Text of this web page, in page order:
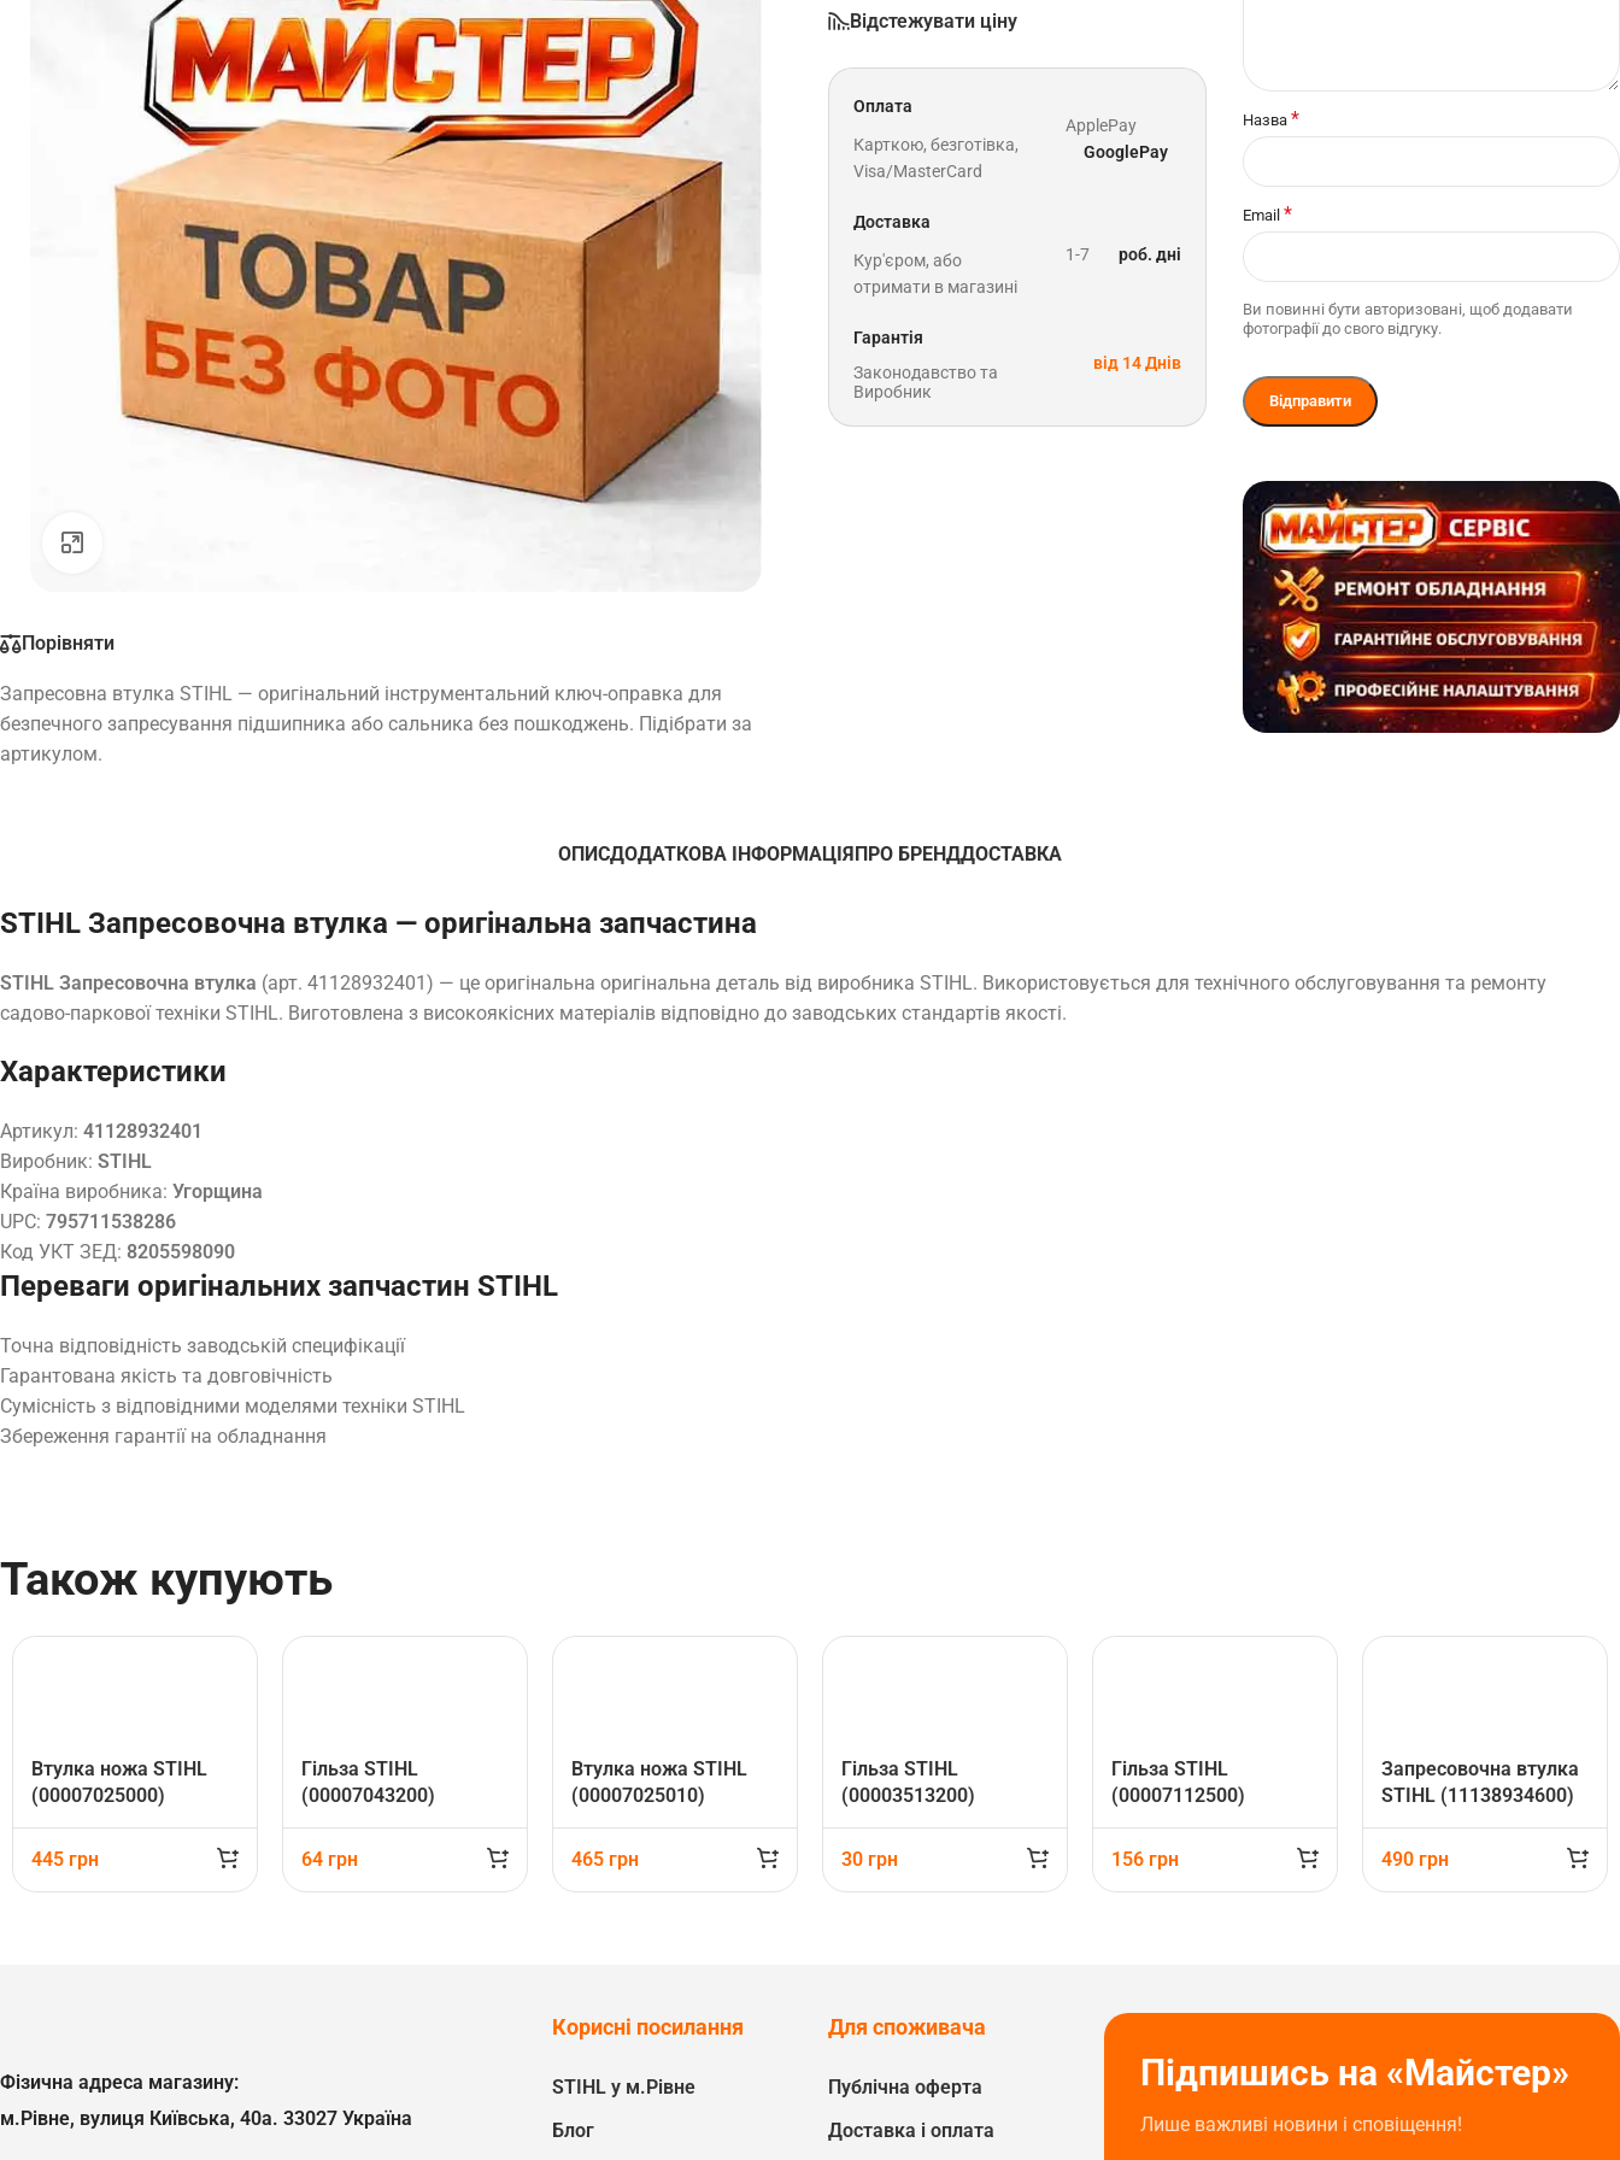
Порівняти
Запресовна втулка STIHL — оригінальний інструментальний ключ-оправка для
безпечного запресування підшипника або сальника без пошкоджень. Підібрати за
артикулом.
Відстежувати ціну
Оплата
Карткою, безготівка,
Visa/MasterCard
ApplePay
GooglePay
Доставка
Кур'єром, або
отримати в магазині
1-7 роб. дні
Гарантія
Законодавство та
Виробник
від 14 Днів
Назва *
Email *
Ви повинні бути авторизовані, щоб додавати
фотографії до свого відгуку.
ОПИСДОДАТКОВА ІНФОРМАЦІЯПРО БРЕНДДОСТАВКА
STIHL Запресовочна втулка — оригінальна запчастина
STIHL Запресовочна втулка (арт. 41128932401) — це оригінальна оригінальна деталь від виробника STIHL. Використовується для технічного обслуговування та ремонту
садово-паркової техніки STIHL. Виготовлена з високоякісних матеріалів відповідно до заводських стандартів якості.
Характеристики
Артикул: 41128932401
Виробник: STIHL
Країна виробника: Угорщина
UPC: 795711538286
Код УКТ ЗЕД: 8205598090
Переваги оригінальних запчастин STIHL
Точна відповідність заводській специфікації
Гарантована якість та довговічність
Сумісність з відповідними моделями техніки STIHL
Збереження гарантії на обладнання
Також купують
Втулка ножа STIHL
(00007025000)
445 грн
Гільза STIHL
(00007043200)
64 грн
Втулка ножа STIHL
(00007025010)
465 грн
Гільза STIHL
(00003513200)
30 грн
Гільза STIHL
(00007112500)
156 грн
Запресовочна втулка
STIHL (11138934600)
490 грн
Фізична адреса магазину:
м.Рівне, вулиця Київська, 40а. 33027 Україна
Корисні посилання
STIHL у м.Рівне
Блог
Для споживача
Публічна оферта
Доставка і оплата
Підпишись на «Майстер»
Лише важливі новини і сповіщення!